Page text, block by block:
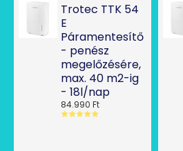
Trotec TTK 54
E
Páramentesítő
- penész
megelőzésére,
max. 40 m2-ig
- 18l/nap
84.990 Ft